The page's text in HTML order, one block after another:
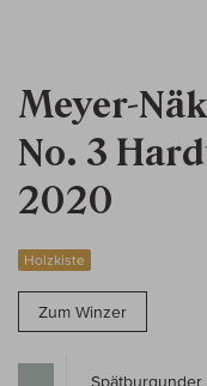
Meyer-
No. 3
2020
Holzkiste
Zum Winzer
Spätburgunder